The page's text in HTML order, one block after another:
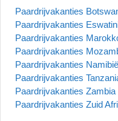
Paardrijvakanties
Paardrijvakanties
Paardrijvakanties
Paardrijvakanties
Paardrijvakanties Namibië
Paardrijvakanties
Paardrijvakanties Zambia
Paardrijvakanties Zuid